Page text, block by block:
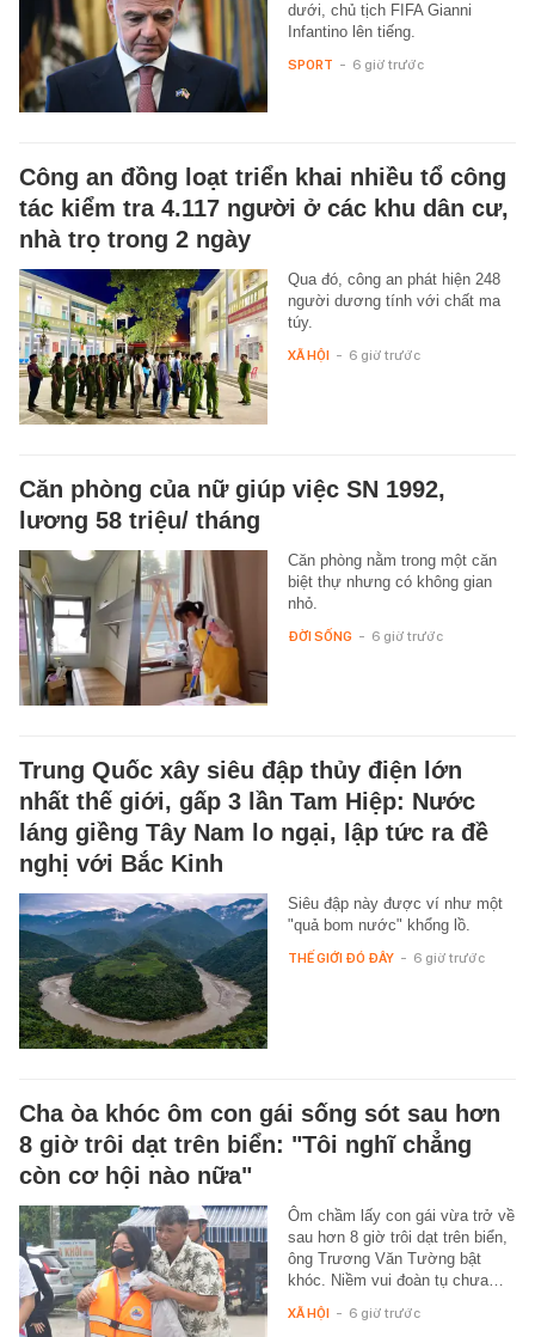
dưới, chủ tịch FIFA Gianni
Infantino lên tiếng.
SPORT - 6 giờ trước
Công an đồng loạt triển khai nhiều tổ công
tác kiểm tra 4.117 người ở các khu dân cư,
nhà trọ trong 2 ngày
Qua đó, công an phát hiện 248
người dương tính với chất ma
túy.
XÃ HỘI - 6 giờ trước
Căn phòng của nữ giúp việc SN 1992,
lương 58 triệu/ tháng
Căn phòng nằm trong một căn
biệt thự nhưng có không gian
nhỏ.
ĐỜI SỐNG - 6 giờ trước
Trung Quốc xây siêu đập thủy điện lớn
nhất thế giới, gấp 3 lần Tam Hiệp: Nước
láng giềng Tây Nam lo ngại, lập tức ra đề
nghị với Bắc Kinh
Siêu đập này được ví như một
"quả bom nước" khổng lồ.
THẾ GIỚI ĐÓ ĐÂY - 6 giờ trước
Cha òa khóc ôm con gái sống sót sau hơn
8 giờ trôi dạt trên biển: "Tôi nghĩ chẳng
còn cơ hội nào nữa"
Ôm chầm lấy con gái vừa trở về
sau hơn 8 giờ trôi dạt trên biển,
ông Trương Văn Tường bật
khóc. Niềm vui đoàn tụ chưa…
XÃ HỘI - 6 giờ trước